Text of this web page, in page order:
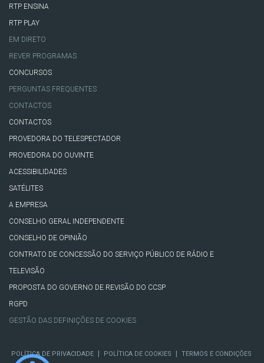
RTP ENSINA
RTP PLAY
EM DIRETO
REVER PROGRAMAS
CONCURSOS
PERGUNTAS FREQUENTES
CONTACTOS
CONTACTOS
PROVEDORA DO TELESPECTADOR
PROVEDORA DO OUVINTE
ACESSIBILIDADES
SATÉLITES
A EMPRESA
CONSELHO GERAL INDEPENDENTE
CONSELHO DE OPINIÃO
CONTRATO DE CONCESSÃO DO SERVIÇO PÚBLICO DE RÁDIO E
TELEVISÃO
PROPOSTA DO GOVERNO DE REVISÃO DO CCSP
RGPD
GESTÃO DAS DEFINIÇÕES DE COOKIES
POLÍTICA DE PRIVACIDADE POLÍTICA DE COOKIES TERMOS E CONDIÇÕES